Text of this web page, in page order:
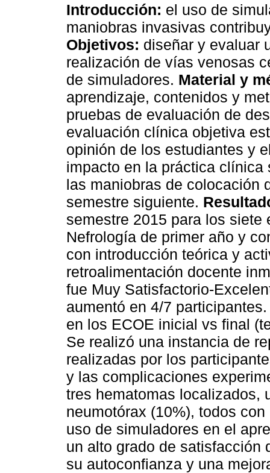
Introducción: el uso de
maniobras invasivas
Objetivos: diseñar y evaluar
realización de vías venosas
de simuladores. Material y
aprendizaje, contenidos y
pruebas de evaluación de
evaluación clínica objetiva
opinión de los estudiantes y
impacto en la práctica clínica
las maniobras de colocación
semestre siguiente.
semestre 2015 para los siete
Nefrología de primer año y
con introducción teórica y
retroalimentación docente
fue Muy Satisfactorio-
aumentó en 4/7
en los ECOE inicial vs final
Se realizó una instancia de
realizadas por los
y las complicaciones
tres hematomas localizados,
neumotórax (10%), todos
uso de simuladores en el
un alto grado de satisfacción
su autoconfianza y una